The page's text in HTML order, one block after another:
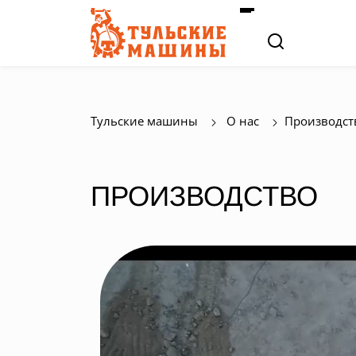
Тульские машины О нас
ПРОИЗВОДСТВО